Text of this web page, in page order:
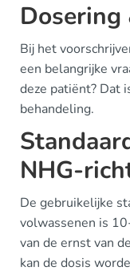
Dosering
Bij het
een belangrijke
deze patiënt? Dat
behandeling.
NHG-
De gebruikelijke
volwassenen is
van de ernst van
kan de dosis